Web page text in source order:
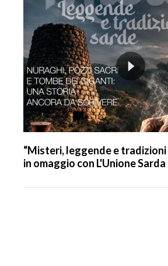
“Misteri, leggende e
in omaggio con L'Unione Sarda